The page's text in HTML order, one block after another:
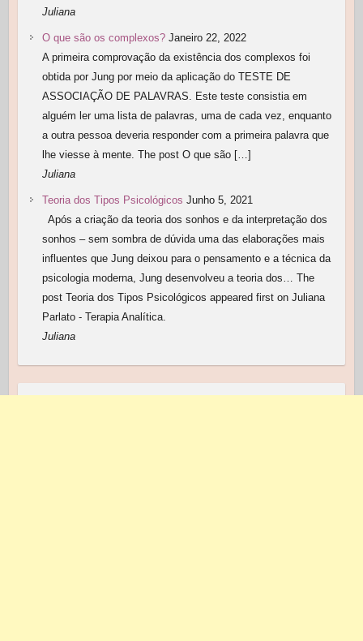
Juliana
O que são os complexos? Janeiro 22, 2022
A primeira comprovação da existência dos complexos foi
obtida por Jung por meio da aplicação do TESTE DE
ASSOCIAÇÃO DE PALAVRAS. Este teste consistia em
alguém ler uma lista de palavras, uma de cada vez, enquanto
a outra pessoa deveria responder com a primeira palavra que
lhe viesse à mente. The post O que são […]
Juliana
Teoria dos Tipos Psicológicos Junho 5, 2021
Após a criação da teoria dos sonhos e da interpretação dos
sonhos – sem sombra de dúvida uma das elaborações mais
influentes que Jung deixou para o pensamento e a técnica da
psicologia moderna, Jung desenvolveu a teoria dos… The
post Teoria dos Tipos Psicológicos appeared first on Juliana
Parlato - Terapia Analítica.
Juliana